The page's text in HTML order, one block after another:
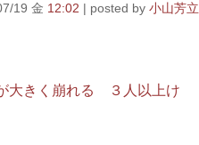
19 金 12:02 小山芳立
大きく崩れる ３人以上け